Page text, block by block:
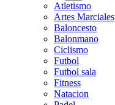
Atletismo
Artes Marciales
Baloncesto
Balonmano
Ciclismo
Futbol
Futbol sala
Fitness
Natacion